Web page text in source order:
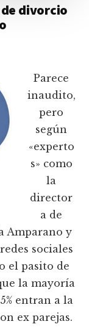
divorcio
Parece
inaudito,
pero
según
«experto
s» como
la
director
a de
Amparano y
sociales
el pasito de
la mayoría
entran a la
ex parejas.